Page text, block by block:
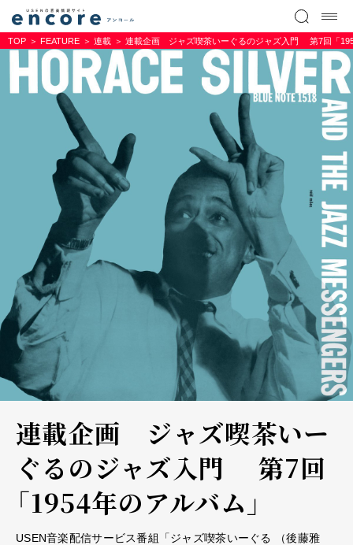
TOP FEATURE 連載 連載企画 ジャズ喫茶いーぐるのジャズ入門 第7回「
連載企画 ジャズ喫茶いー
ぐるのジャズ入門 第7回
「1954年のアルバム」
USEN音楽配信サービス番組「ジャズ喫茶いーぐる （後藤雅